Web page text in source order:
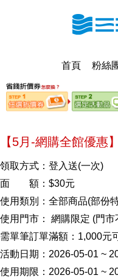
首頁 粉絲
【5月-網購全館優惠
領取方式：登入送(一次)
面 額：$30元
使用類別：全部商品(部份
使用門市： 網購限定 (門市
需單筆訂單滿額：1,000元
活動日期：2026-05-01 ~
使用期限：2026-05-01 ~